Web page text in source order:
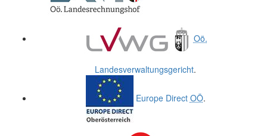
Oö.
Landesverwaltungsgericht.
Europe Direct OÖ.